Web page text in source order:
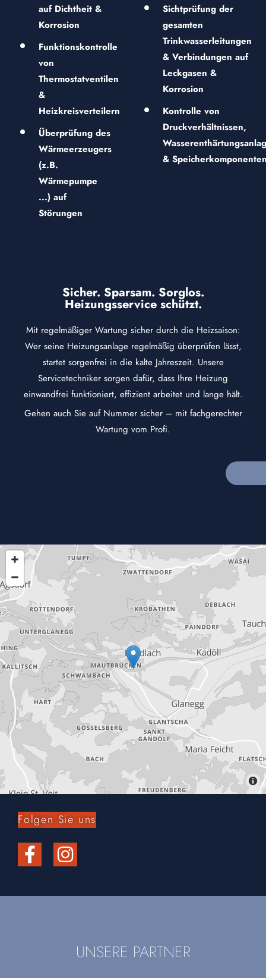
auf Dichtheit &
Korrosion
Funktionskontrolle
von
Thermostatventilen
&
Heizkreisverteilern
Überprüfung des
Wärmeerzeugers
(z.B.
Wärmepumpe
...) auf
Störungen
Sichtprüfung der
gesamten
Trinkwasserleitungen
& Verbindungen auf
Leckgasen &
Korrosion
Kontrolle von
Druckverhältnissen,
&
Sicher. Sparsam. Sorglos.
Heizungsservice schützt.
Mit regelmäßiger Wartung sicher durch die Heizsaison:
Wer seine Heizungsanlage regelmäßig überprüfen lässt,
startet sorgenfrei in die kalte Jahreszeit. Unsere
Servicetechniker sorgen dafür, dass Ihre Heizung
einwandfrei funktioniert, effizient arbeitet und lange hält.
Gehen auch Sie auf Nummer sicher – mit fachgerechter
Wartung vom Profi.
Folgen Sie uns
UNSERE PARTNER